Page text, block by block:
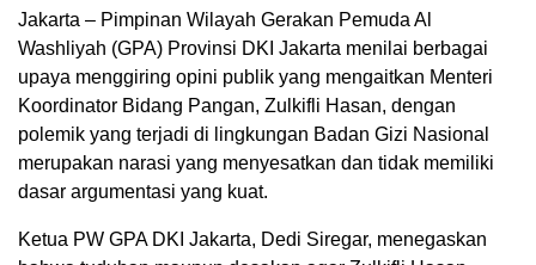
Jakarta – Pimpinan Wilayah Gerakan Pemuda Al
Washliyah (GPA) Provinsi DKI Jakarta menilai berbagai
upaya menggiring opini publik yang mengaitkan Menteri
Koordinator Bidang Pangan, Zulkifli Hasan, dengan
polemik yang terjadi di lingkungan Badan Gizi Nasional
merupakan narasi yang menyesatkan dan tidak memiliki
dasar argumentasi yang kuat.
Ketua PW GPA DKI Jakarta, Dedi Siregar, menegaskan